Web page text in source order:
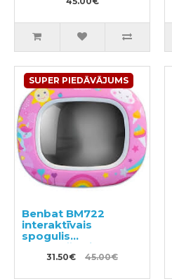
SUPER PIEDĀVĀJUMS
Benbat BM722
interaktīvais
spogulis
automašīnai
31.50€ 45.00€